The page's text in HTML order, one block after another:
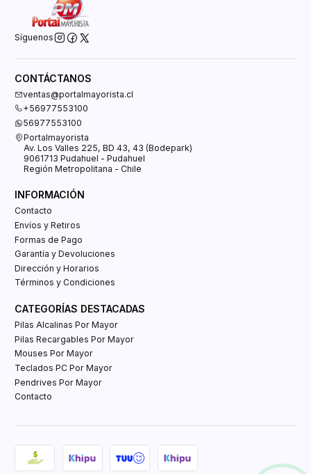
Síguenos
CONTÁCTANOS
ventas@portalmayorista.cl
+56977553100
56977553100
Portalmayorista
Av. Los Valles 225, BD 43, 43 (Bodepark)
9061713 Pudahuel - Pudahuel
Región Metropolitana - Chile
INFORMACIÓN
Contacto
Envíos y Retiros
Formas de Pago
Garantía y Devoluciones
Dirección y Horarios
Términos y Condiciones
CATEGORÍAS DESTACADAS
Pilas Alcalinas Por Mayor
Pilas Recargables Por Mayor
Mouses Por Mayor
Teclados PC Por Mayor
Pendrives Por Mayor
Contacto